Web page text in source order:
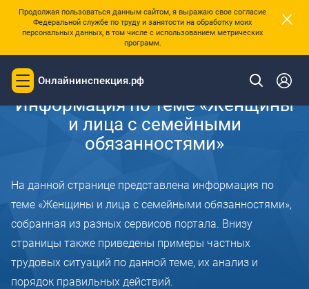
Продолжая пользоваться данным сайтом, я выражаю свое согласие
Федеральной службе по труду и занятости на обработку моих
персональных данных, в том числе с использованием метрических
программ.
×
Toggle
navigation
Онлайнинспекция.рф
Главная
Информация по теме «Женщины
и лица с семейными
обязанностями»
На данной странице представлена информация по
теме «Женщины и лица с семейными обязанностями»,
собранная из разных сервисов портала. Внизу
страницы также приведены примеры частных
трудовых ситуаций по данной теме, их анализ и
порядок правильных действий.